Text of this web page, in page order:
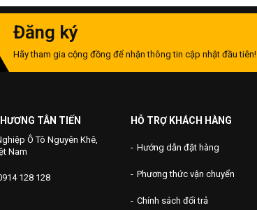
Đăng ký
Hãy tham gia cộng đồng để nhận thông tin cập nhật đầu tiên!
TÂN TIẾN
Ô Tô Nguyên Khê,
Nam
128 128
HỖ TRỢ KHÁCH HÀNG
Hướng dẫn đặt hàng
Phương thức vận chuyển
Chính sách đổi trả